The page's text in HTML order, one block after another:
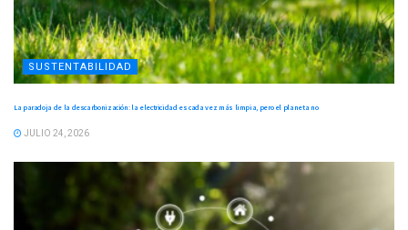
SUSTENTABILIDAD
La paradoja de la descarbonización: la electricidad es cada vez más limpia, pero el planeta no
JULIO 24, 2026